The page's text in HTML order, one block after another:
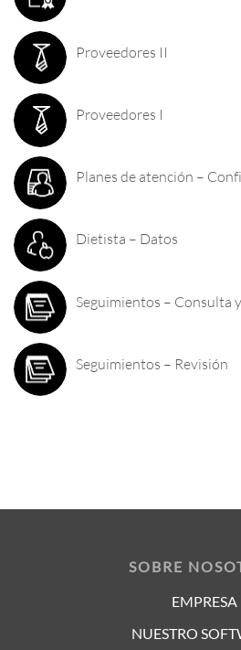
Proveedores II
Proveedores I
Planes de atención –
Dietista – Datos
Seguimientos – Consulta
Seguimientos – Revisión
SOBRE
EMPRESA
NUESTRO